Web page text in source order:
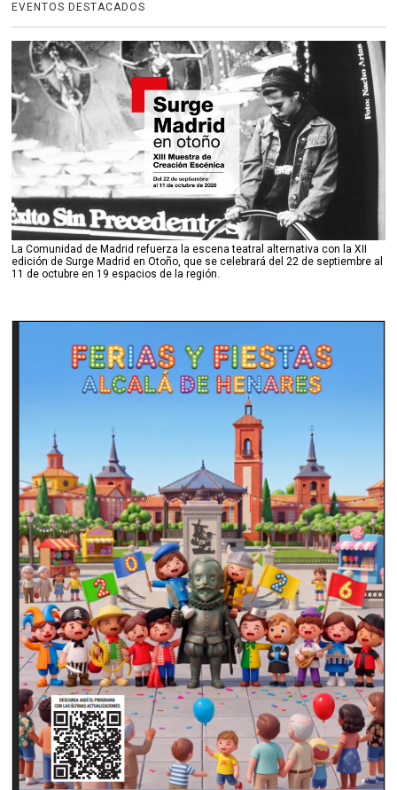
EVENTOS DESTACADOS
La Comunidad de Madrid refuerza la escena teatral alternativa con la XII
edición de Surge Madrid en Otoño, que se celebrará del 22 de septiembre al
11 de octubre en 19 espacios de la región.